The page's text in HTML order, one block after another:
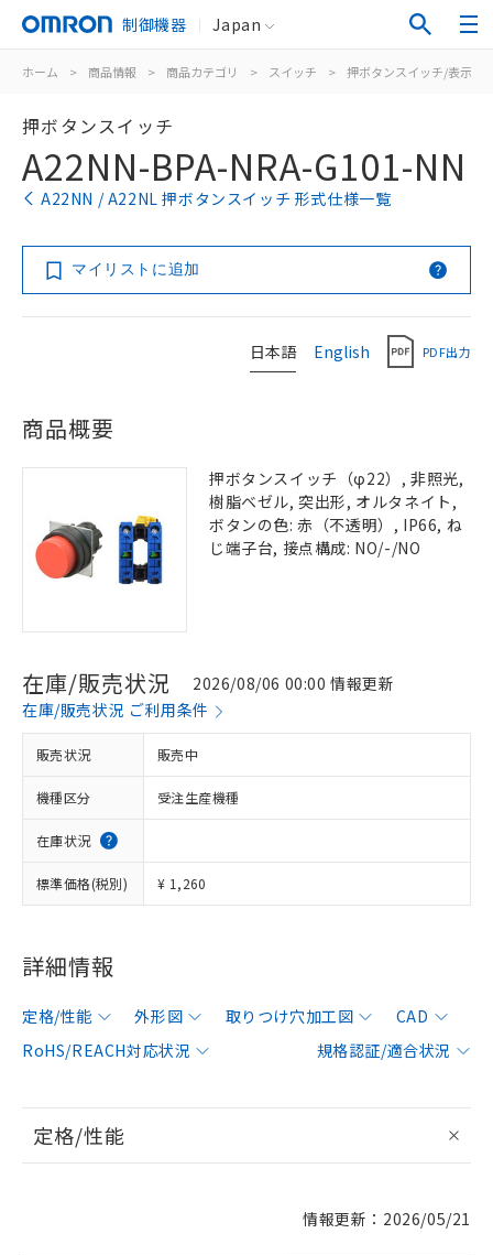
制御機器 Japan
ホーム > 商品情報 > 商品カテゴリ > スイッチ > 押ボタンスイッチ/表示灯
押ボタンスイッチ
A22NN-BPA-NRA-G101-NN
A22NN / A22NL 押ボタンスイッチ 形式仕様一覧
マイリストに追加
日本語 English PDF出力
商品概要
押ボタンスイッチ（φ22）, 非照光,
樹脂ベゼル, 突出形, オルタネイト,
ボタンの色: 赤（不透明）, IP66, ね
じ端子台, 接点構成: NO/-/NO
在庫/販売状況
2026/08/06 00:00 情報更新
在庫/販売状況 ご利用条件
販売状況 販売中
機種区分 受注生産機種
在庫状況
標準価格(税別) ¥ 1,260
詳細情報
定格/性能 外形図 取りつけ穴加工図
CAD
RoHS/REACH対応状況
規格認証/適合状況
定格/性能
情報更新：2026/05/21